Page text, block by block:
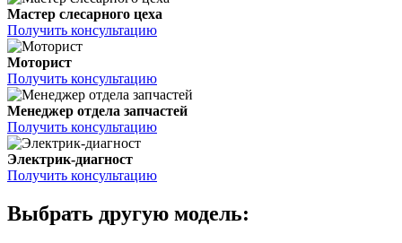
Мастер слесарного цеха
Получить консультацию
Моторист
Получить консультацию
Менеджер отдела запчастей
Получить консультацию
Электрик-диагност
Получить консультацию
Выбрать другую модель: